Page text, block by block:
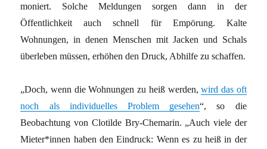
moniert. Solche Meldungen sorgen dann in der
Öffentlichkeit auch schnell für Empörung. Kalte
Wohnungen, in denen Menschen mit Jacken und Schals
überleben müssen, erhöhen den Druck, Abhilfe zu schaffen.
„Doch, wenn die Wohnungen zu heiß werden,wird das oft
noch als individuelles Problem gesehen“, so die
Beobachtung von Clotilde Bry-Chemarin. „Auch viele der
Mieter*innen haben den Eindruck: Wenn es zu heiß in der